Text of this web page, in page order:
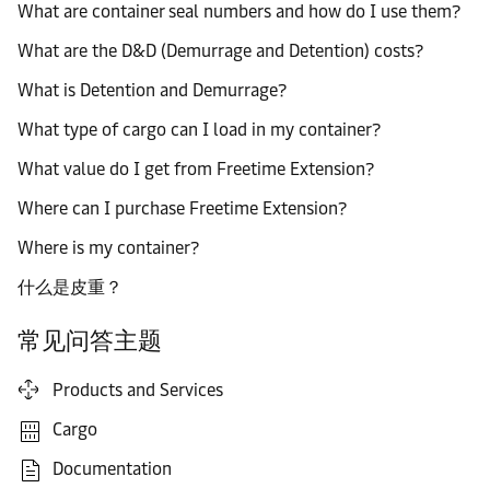
What are container seal numbers and how do I use them?
What are the D&D (Demurrage and Detention) costs?
What is Detention and Demurrage?
What type of cargo can I load in my container?
What value do I get from Freetime Extension?
Where can I purchase Freetime Extension?
Where is my container?
什么是皮重？
常见问答主题
Products and Services
Cargo
Documentation